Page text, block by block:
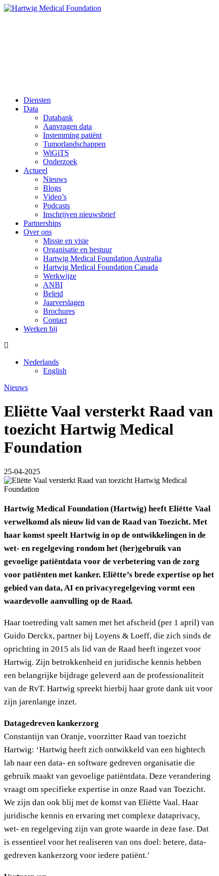
Diensten
Data
Databank
Aanvragen data
Instemming patiënt
Tumorlandschappen
WiGiTS
Onderzoek
Actueel
Nieuws
Blogs
Video’s
Podcasts
Inschrijven nieuwsbrief
Partnerships
Over ons
Missie en visie
Organisatie en bestuur
Hartwig Medical Foundation Australia
Hartwig Medical Foundation Canada
Werkwijze
ANBI
Beleid
Jaarverslagen
Brochures
Contact
Werken bij
Nederlands
English
Nieuws
Eliëtte Vaal versterkt Raad van
toezicht Hartwig Medical
Foundation
25-04-2025
Hartwig Medical Foundation (Hartwig) heeft Eliëtte Vaal
verwelkomd als nieuw lid van de Raad van Toezicht. Met
haar komst speelt Hartwig in op de ontwikkelingen in de
wet- en regelgeving rondom het (her)gebruik van
gevoelige patiëntdata voor de verbetering van de zorg
voor patiënten met kanker. Eliëtte’s brede expertise op het
gebied van data, AI en privacyregelgeving vormt een
waardevolle aanvulling op de Raad.
Haar toetreding valt samen met het afscheid (per 1 april) van
Guido Derckx, partner bij Loyens & Loeff, die zich sinds de
oprichting in 2015 als lid van de Raad heeft ingezet voor
Hartwig. Zijn betrokkenheid en juridische kennis hebben
een belangrijke bijdrage geleverd aan de professionaliteit
van de RvT. Hartwig spreekt hierbij haar grote dank uit voor
zijn jarenlange inzet.
Datagedreven kankerzorg
Constantijn van Oranje, voorzitter Raad van toezicht
Hartwig: ‘Hartwig heeft zich ontwikkeld van een hightech
lab naar een data- en software gedreven organisatie die
gebruik maakt van gevoelige patiëntdata. Deze verandering
vraagt om specifieke expertise in onze Raad van Toezicht.
We zijn dan ook blij met de komst van Eliëtte Vaal. Haar
juridische kennis en ervaring met complexe dataprivacy,
wet- en regelgeving zijn van grote waarde in deze fase. Dat
is essentieel voor het realiseren van ons doel: betere, data-
gedreven kankerzorg voor iedere patiënt.’